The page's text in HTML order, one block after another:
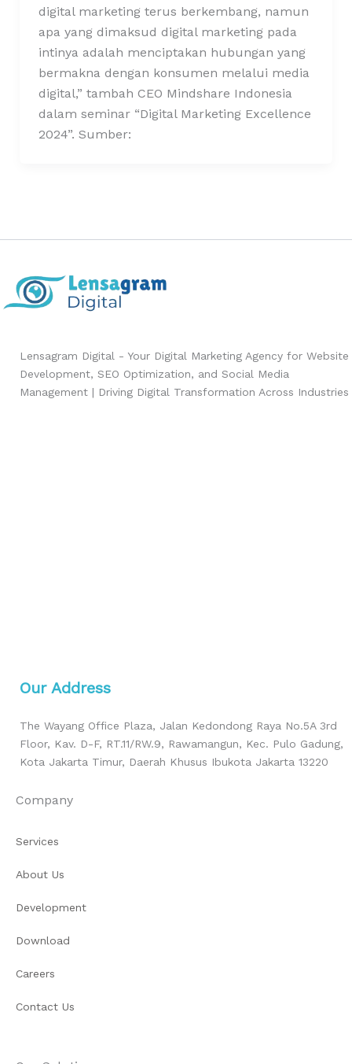
digital marketing terus berkembang, namun
apa yang dimaksud digital marketing pada
intinya adalah menciptakan hubungan yang
bermakna dengan konsumen melalui media
digital,” tambah CEO Mindshare Indonesia
dalam seminar “Digital Marketing Excellence
2024”. Sumber:
Lensagram Digital - Your Digital Marketing Agency for Website
Development, SEO Optimization, and Social Media
Management | Driving Digital Transformation Across Industries
Our Address
The Wayang Office Plaza, Jalan Kedondong Raya No.5A 3rd
Floor, Kav. D-F, RT.11/RW.9, Rawamangun, Kec. Pulo Gadung,
Kota Jakarta Timur, Daerah Khusus Ibukota Jakarta 13220
Company
Services
About Us
Development
Download
Careers
Contact Us